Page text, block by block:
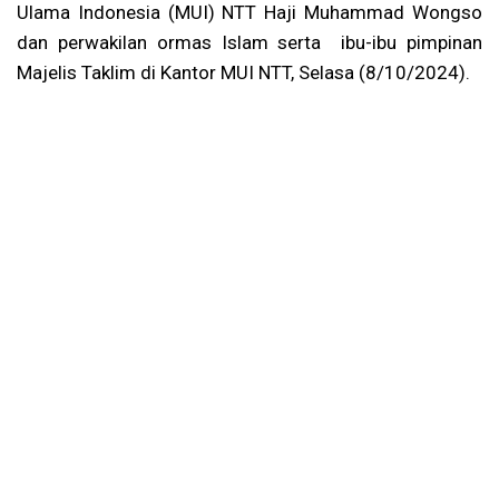
Ulama Indonesia (MUI) NTT Haji Muhammad Wongso
dan perwakilan ormas Islam serta ibu-ibu pimpinan
Majelis Taklim di Kantor MUI NTT, Selasa (8/10/2024).